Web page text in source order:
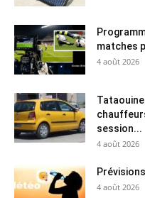
matches
4 août 2026
session...
4 août 2026
4 août 2026